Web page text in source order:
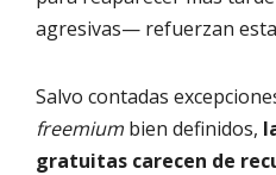
agresivas— refuerzan
Salvo contadas
freemium bien definidos,
gratuitas carecen de